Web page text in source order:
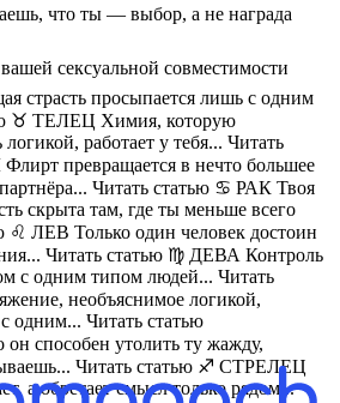
что ты — выбор, а не награда
вашей сексуальной совместимости
страсть просыпается лишь с одним
♉ ТЕЛЕЦ Химия, которую
работает у тебя... Читать
превращается в нечто большее
Читать статью ♋ РАК Твоя
скрыта там, где ты меньше всего
♌ ЛЕВ Только один человек достоин
Читать статью ♍ ДЕВА Контроль
с одним типом людей... Читать
необъяснимое логикой,
с одним... Читать статью
способен утолить ту жажду,
Читать статью ♐ СТРЕЛЕЦ
а обретает смысл только рядом...